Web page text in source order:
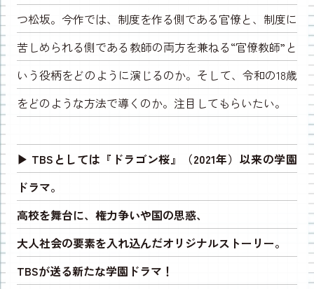
つ松坂。今作では、制度を作る側である官僚と、制度に
苦しめられる側である教師の両方を兼ねる“官僚教師” と
いう役柄をどのように演じるのか。そして、令和の18歳
をどのような方法で導くのか。注目してもらいたい。
▶︎ TBSとしては『ドラゴン桜』（2021年）以来の学園
ドラマ。
高校を舞台に、権力争いや国の思惑、
大人社会の要素を入れ込んだオリジナルストーリー。
TBSが送る新たな学園ドラマ！